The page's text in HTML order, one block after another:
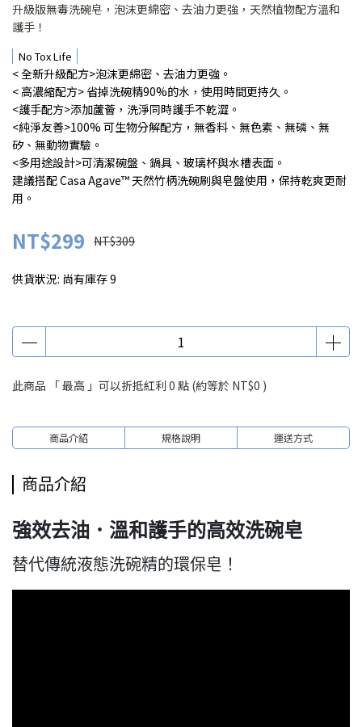
升級版無毒洗碗皂，泡沫更綿密、去油力更強，天然植物配方溫和
護手！
No Tox Life
< 全新升級配方>泡沫更綿密、去油力更強。
< 高濃縮配方> 省掉洗碗精90%的水，使用時間更持久。
<護手配方>添加蘆薈，洗淨同時護手不乾澀。
<純淨友善>100% 可生物分解配方，無香料、無色素、無磷、無
矽、無動物實驗。
<多用途設計>可清潔碗盤、鍋具、玻璃杯與水槽表面。
建議搭配 Casa Agave™ 天然竹柄洗碗刷與皂盤使用，保持乾爽更耐
用。
NT$299 NT$309
供貨狀況: 尚有庫存 9
此商品 「 最高 」可以折抵紅利 0 點 (約等於 NT$0 )
商品介紹 規格說明 運送方式
商品介紹
強效去油．溫和護手的高效洗碗皂
替代傳統液態洗碗精的環保皂！